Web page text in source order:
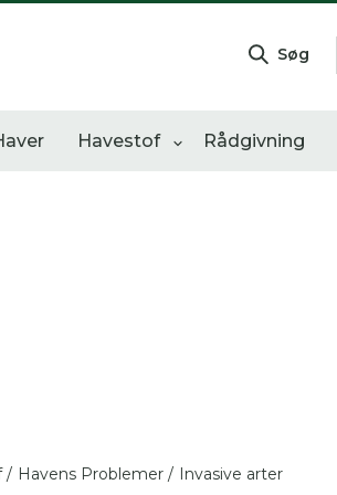
Søg
Havestof Rådgivning
/ Havens Problemer / Invasive arter